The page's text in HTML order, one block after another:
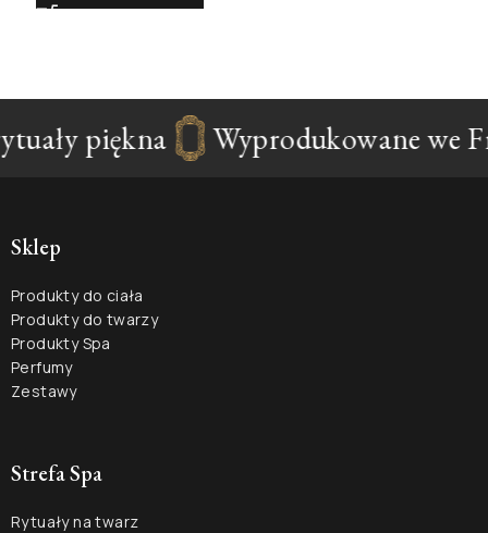
piękna Wyprodukowane we
Sklep
Produkty do ciała
Produkty do twarzy
Produkty Spa
Perfumy
Zestawy
Strefa Spa
Rytuały na twarz